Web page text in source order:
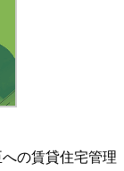
の賃貸住宅管理